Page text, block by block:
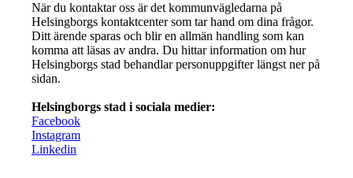
När du kontaktar oss är det kommunvägledarna på
Helsingborgs kontaktcenter som tar hand om dina frågor.
Ditt ärende sparas och blir en allmän handling som kan
komma att läsas av andra. Du hittar information om hur
Helsingborgs stad behandlar personuppgifter längst ner på
sidan.
Helsingborgs stad i sociala medier:
Facebook
Instagram
Linkedin